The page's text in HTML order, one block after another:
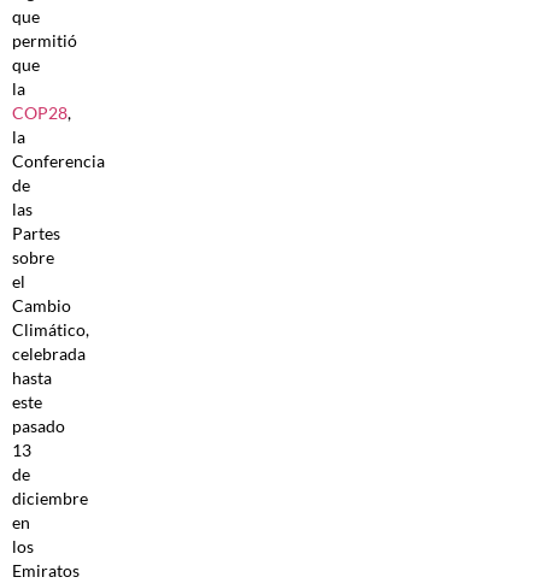
que
permitió
que
la
COP28,
la
Conferencia
de
las
Partes
sobre
el
Cambio
Climático,
celebrada
hasta
este
pasado
13
de
diciembre
en
los
Emiratos